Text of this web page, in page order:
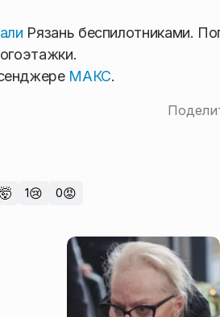
Рязань беспилотниками.
МАКС.
🤯 1😢 0😡